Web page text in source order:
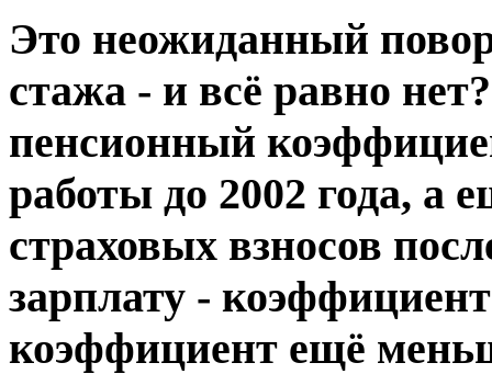
Это неожиданный
стажа - и всё равно
пенсионный
работы до 2002 года, а
страховых взносов
зарплату -
коэффициент ещё